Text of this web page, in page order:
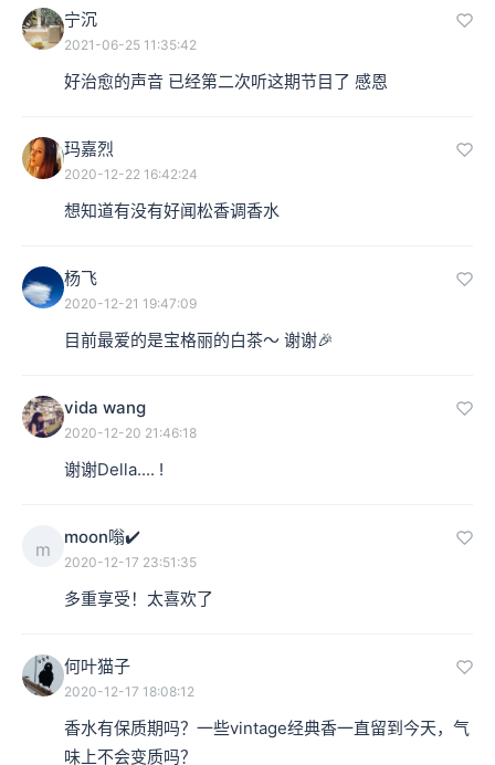
宁沉
2021-06-25 11:35:42
好治愈的声音 已经第二次听这期节目了 感恩
玛嘉烈
2020-12-22 16:42:24
想知道有没有好闻松香调香水
杨飞
2020-12-21 19:47:09
目前最爱的是宝格丽的白茶～ 谢谢🎉
vida wang
2020-12-20 21:46:18
谢谢Della.... !
m
moon嗡✔️
2020-12-17 23:51:35
多重享受！太喜欢了
何叶猫子
2020-12-17 18:08:12
香水有保质期吗？一些vintage经典香一直留到今天，气
味上不会变质吗？